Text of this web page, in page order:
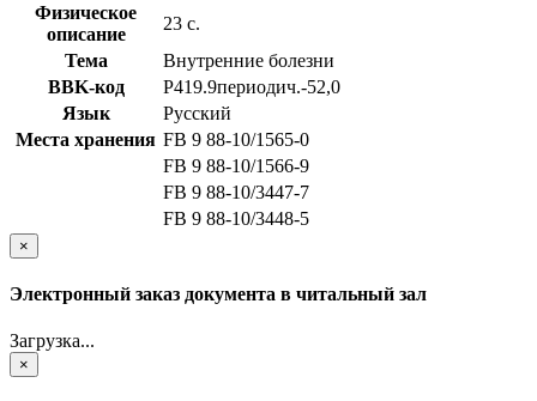
Физическое
описание
23 с.
Тема
Внутренние болезни
BBK-код
Р419.9периодич.-52,0
Язык
Русский
Места хранения FB 9 88-10/1565-0
FB 9 88-10/1566-9
FB 9 88-10/3447-7
FB 9 88-10/3448-5
×
Электронный заказ документа в читальный зал
Загрузка...
×